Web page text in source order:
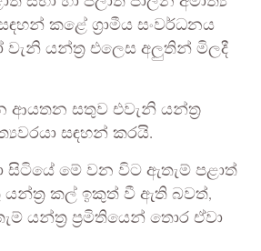
කළේ ග්‍රාමීය සංවර්ධනය
වැනි යන්ත්‍ර එලෙස අලුතින් මිලදී
ආයතන සතුව එවැනි යන්ත්‍ර
සඳහන් කරයි.
සිටියේ මේ වන විට ඇතැම් පළාත්
කල් ඉකුත් වී ඇති බවත්,
යන්ත්‍ර ප්‍රමිතියෙන් තොර ඒවා